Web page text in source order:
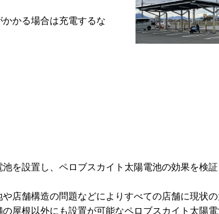
かる場合は充電するな
を設置し、ペロブスカイト太陽電池の効果を検
店舗構造の問題などによりすべての店舗に現状
屋根以外にも設置が可能なペロブスカイト太陽